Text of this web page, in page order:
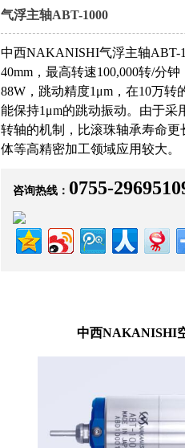
气浮主轴ABT-1000
中西NAKANISHI气浮主轴ABT-
40mm，最高转速100,000转/分
88W，跳动精度1μm，在10万转
能保持1μm的跳动振动。由于采
转轴的机制，比滚珠轴承寿命更
体等高精密加工领域应用较大。
咨询热线： 0755-
中西NAKANISHI